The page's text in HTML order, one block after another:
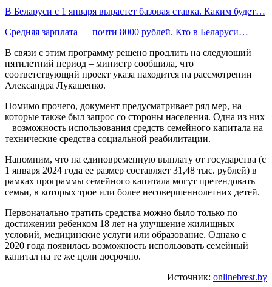
В Беларуси с 1 января вырастет базовая ставка. Каким будет…
Средняя зарплата — почти 8000 рублей. Кто в Беларуси…
В связи с этим программу решено продлить на следующий
пятилетний период – министр сообщила, что
соответствующий проект указа находится на рассмотрении
Александра Лукашенко.
Помимо прочего, документ предусматривает ряд мер, на
которые также был запрос со стороны населения. Одна из них
– возможность использования средств семейного капитала на
технические средства социальной реабилитации.
Напомним, что на единовременную выплату от государства (с
1 января 2024 года ее размер составляет 31,48 тыс. рублей) в
рамках программы семейного капитала могут претендовать
семьи, в которых трое или более несовершеннолетних детей.
Первоначально тратить средства можно было только по
достижении ребенком 18 лет на улучшение жилищных
условий, медицинские услуги или образование. Однако с
2020 года появилась возможность использовать семейный
капитал на те же цели досрочно.
Источник: onlinebrest.by